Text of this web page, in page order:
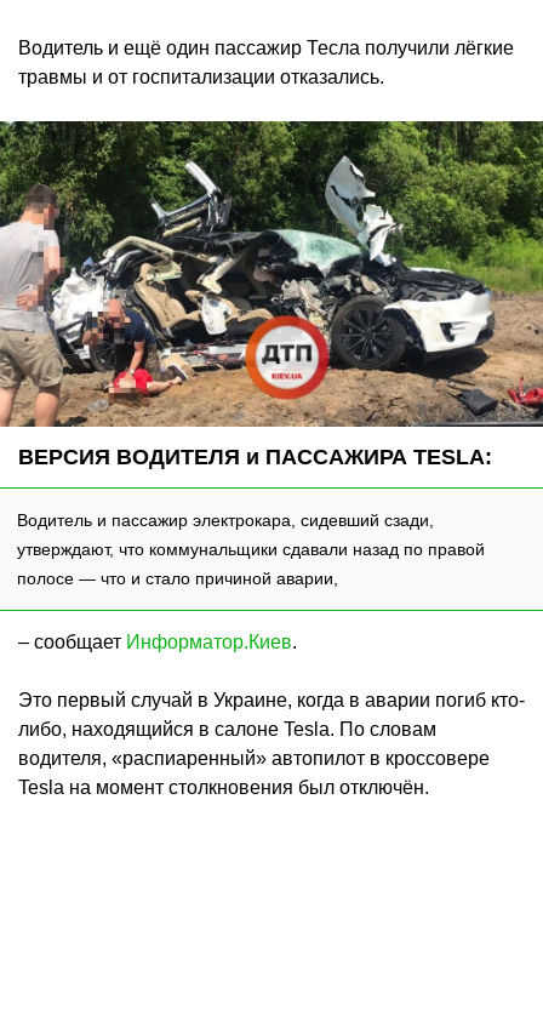
Водитель и ещё один пассажир Тесла получили лёгкие
травмы и от госпитализации отказались.
ВЕРСИЯ ВОДИТЕЛЯ и ПАССАЖИРА TESLA:
Водитель и пассажир электрокара, сидевший сзади,
утверждают, что коммунальщики сдавали назад по правой
полосе — что и стало причиной аварии,
– сообщает Информатор.Киев.
Это первый случай в Украине, когда в аварии погиб кто-
либо, находящийся в салоне Tesla. По словам
водителя, «распиаренный» автопилот в кроссовере
Tesla на момент столкновения был отключён.